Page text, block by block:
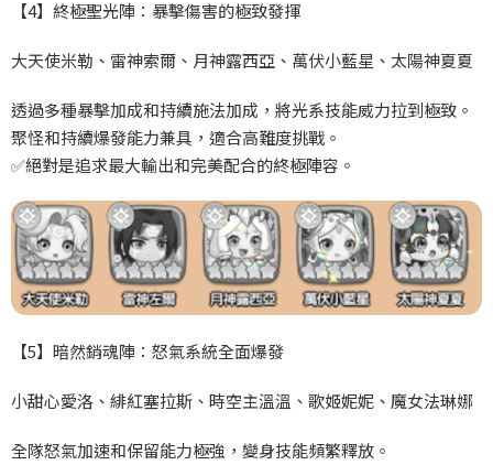
【4】終極聖光陣：暴擊傷害的極致發揮
大天使米勒、雷神索爾、月神露西亞、萬伏小藍星、太陽神夏夏
透過多種暴擊加成和持續施法加成，將光系技能威力拉到極致。
聚怪和持續爆發能力兼具，適合高難度挑戰。
✅絕對是追求最大輸出和完美配合的終極陣容。
【5】暗然銷魂陣：怒氣系統全面爆發
小甜心愛洛、緋紅塞拉斯、時空主溫溫、歌姬妮妮、魔女法琳娜
全隊怒氣加速和保留能力極強，變身技能頻繁釋放。